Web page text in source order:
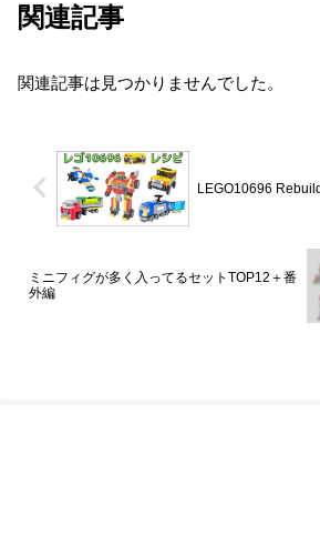
関連記事
関連記事は見つかりませんでした。
LEGO10696
ミニフィグが多く入ってるセットTOP12＋番
外編